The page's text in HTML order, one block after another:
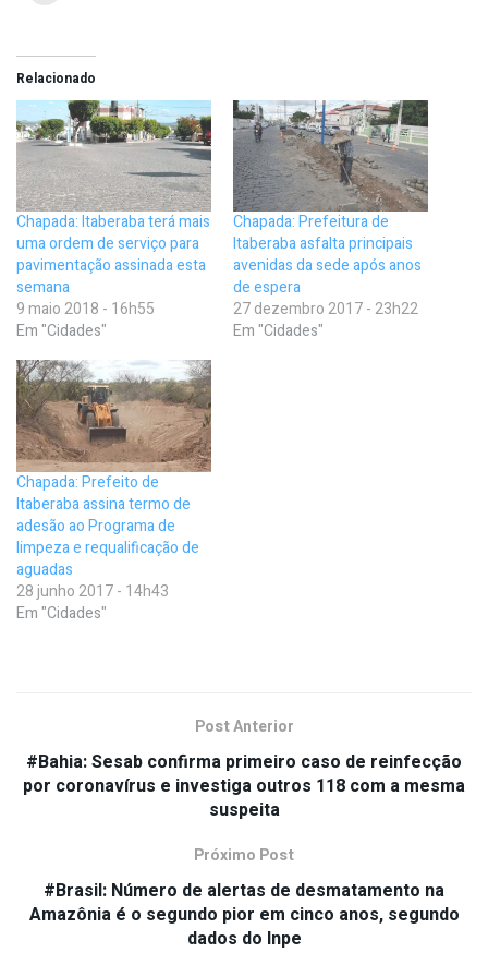
Relacionado
Chapada: Itaberaba terá mais
uma ordem de serviço para
pavimentação assinada esta
semana
9 maio 2018 - 16h55
Em "Cidades"
Chapada: Prefeitura de
Itaberaba asfalta principais
avenidas da sede após anos
de espera
27 dezembro 2017 - 23h22
Em "Cidades"
Chapada: Prefeito de
Itaberaba assina termo de
adesão ao Programa de
limpeza e requalificação de
aguadas
28 junho 2017 - 14h43
Em "Cidades"
Post Anterior
#Bahia: Sesab confirma primeiro caso de reinfecção
por coronavírus e investiga outros 118 com a mesma
suspeita
Próximo Post
#Brasil: Número de alertas de desmatamento na
Amazônia é o segundo pior em cinco anos, segundo
dados do Inpe